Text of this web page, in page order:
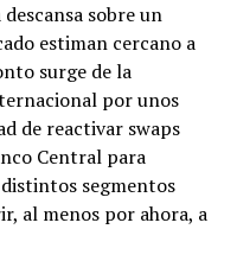
sobre un
estiman cercano a
surge de la
por unos
de reactivar swaps
Central para
segmentos
al menos por ahora, a